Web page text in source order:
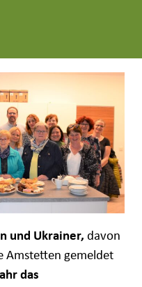
und Ukrainer, davon
Amstetten gemeldet
das